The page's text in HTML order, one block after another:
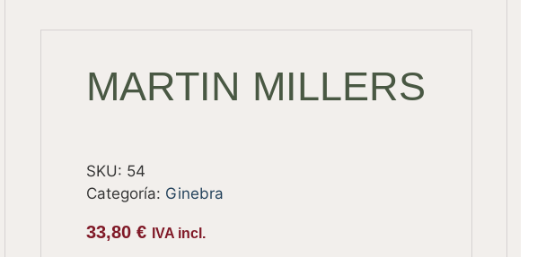
MARTIN MILLERS
SKU: 54
Categoría: Ginebra
33,80 € IVA incl.